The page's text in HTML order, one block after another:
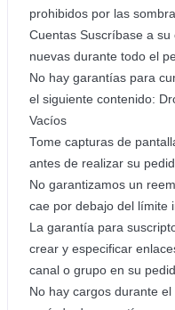
prohibidos por las
Cuentas Suscríbase a
nuevas durante todo el
No hay garantías para
el siguiente contenido:
Vacíos
Tome capturas de
antes de realizar su
No garantizamos un
cae por debajo del límite
La garantía para
crear y especificar
canal o grupo en su
No hay cargos durante